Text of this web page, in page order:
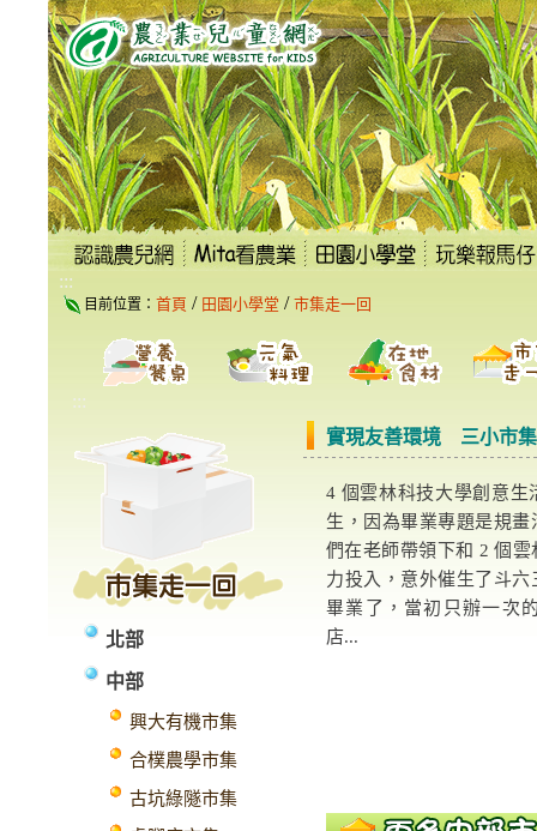
跳
到
主
要
內
容
區
塊
:::
目前位置： 首頁 / 田園小學堂 / 市集走一回
:::
北部
中部
興大有機市集
合樸農學市集
古坑綠隧市集
實現友善環境 三小市
4 個雲林科技大學創意生
生，因為畢業專題是規畫
們在老師帶領下和 2 個
力投入，意外催生了斗六
畢業了，當初只辦一次
店...